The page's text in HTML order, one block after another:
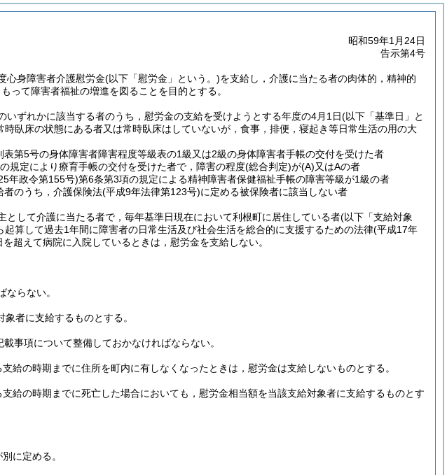
昭和59年1月24日
告示第4号
心身障害者介護慰労金(以下「慰労金」という。)を支給し，介護に当たる者の肉体的，精神的
って障害者福祉の増進を図ることを目的とする。
いずれかに該当する者のうち，慰労金の支給を受けようとする年度の4月1日(以下「基準日」と
臥床の状態にある者又は常時臥床はしていないが，食事，排便，寝起き等日常生活の用の大
表第5号の身体障害者障害程度等級表の1級又は2級の身体障害者手帳の交付を受けた者
の規定により療育手帳の交付を受けた者で，障害の程度(総合判定)が(A)又はAの者
年政令第155号)第6条第3項の規定による精神障害者保健福祉手帳の障害等級が1級の者
者のうち，介護保険法(平成9年法律第123号)に定める被保険者に該当しない者
して介護に当たる者で，毎年基準日現在において利根町に居住している者(以下「支給対象
起算して過去1年間に障害者の日常生活及び社会生活を総合的に支援するための法律(平成17年
超えて病院に入院しているときは，慰労金を支給しない。
らない。
者に支給するものとする。
事項について整備しておかなければならない。
支給の時期までに住所を町内に有しなくなったときは，慰労金は支給しないものとする。
支給の時期までに死亡した場合においても，慰労金相当額を当該支給対象者に支給するものとす
に定める。